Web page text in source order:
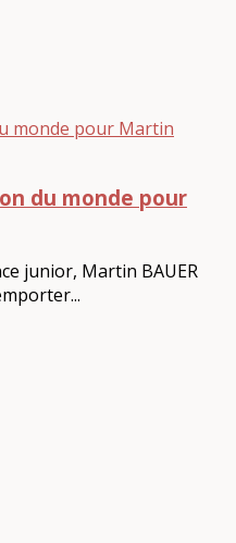
du monde pour
junior, Martin BAUER